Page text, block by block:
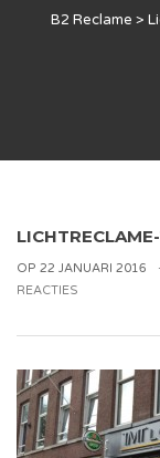
B2 Reclame >
OP 22 JANUARI 2016
REACTIES